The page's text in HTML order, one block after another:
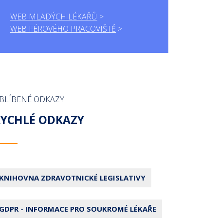
WEB MLADÝCH LÉKAŘŮ
WEB FÉROVÉHO PRACOVIŠTĚ
ODKAZY
ODKAZY
ZDRAVOTNICKÉ LEGISLATIVY
- INFORMACE PRO SOUKROMÉ LÉKAŘE